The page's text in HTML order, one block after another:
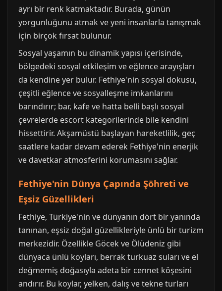
ayrı bir renk katmaktadır. Burada, günün
yorgunluğunu atmak ve yeni insanlarla tanışmak
için birçok fırsat bulunur.
Sosyal yaşamın bu dinamik yapısı içerisinde,
bölgedeki sosyal etkileşim ve eğlence arayışları
da kendine yer bulur. Fethiye'nin sosyal dokusu,
çeşitli eğlence ve sosyalleşme imkanlarını
barındırır; bar, kafe ve hatta belli başlı sosyal
çevrelerde escort kategorilerinde bile kendini
hissettirir. Akşamüstü başlayan hareketlilik, geç
saatlere kadar devam ederek Fethiye'nin enerjik
ve davetkar atmosferini korumasını sağlar.
Fethiye'nin Dünya Çapında Şöhreti ve
Eşsiz Güzellikleri
Fethiye, Türkiye'nin ve dünyanın dört bir yanında
tanınan, eşsiz doğal güzellikleriyle ünlü bir turizm
merkezidir. Özellikle Göcek ve Ölüdeniz gibi
dünyaca ünlü koyları, berrak turkuaz suları ve el
değmemiş doğasıyla adeta bir cennet köşesini
andırır. Bu koylar, yelken, dalış ve tekne turları